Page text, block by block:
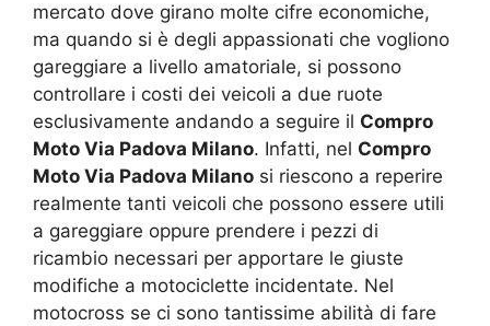
mercato dove girano molte cifre economiche,
ma quando si è degli appassionati che vogliono
gareggiare a livello amatoriale, si possono
controllare i costi dei veicoli a due ruote
esclusivamente andando a seguire il Compro
Moto Via Padova Milano. Infatti, nel Compro
Moto Via Padova Milano si riescono a reperire
realmente tanti veicoli che possono essere utili
a gareggiare oppure prendere i pezzi di
ricambio necessari per apportare le giuste
modifiche a motociclette incidentate. Nel
motocross se ci sono tantissime abilità di fare